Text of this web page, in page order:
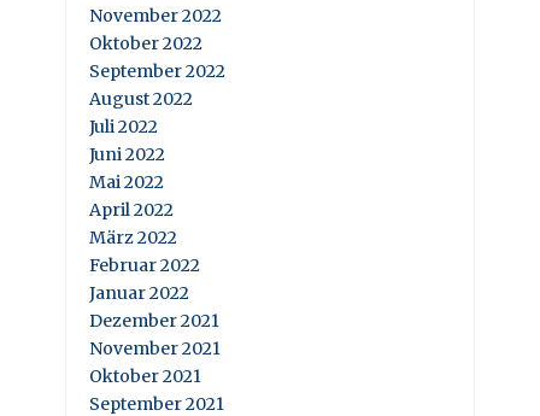
November 2022
Oktober 2022
September 2022
August 2022
Juli 2022
Juni 2022
Mai 2022
April 2022
März 2022
Februar 2022
Januar 2022
Dezember 2021
November 2021
Oktober 2021
September 2021